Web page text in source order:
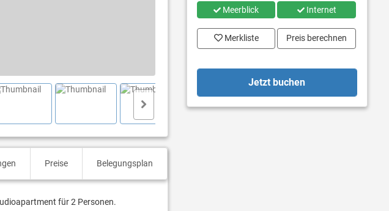
Preise Belegungsplan
für 2 Personen.
Meerblick Internet
Merkliste Preis berechnen
Jetzt buchen